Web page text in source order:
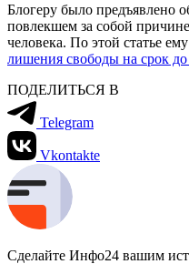
Блогеру было предъявлено
повлекшем за собой
человека. По этой статье ему
лишения свободы на срок до
ПОДЕЛИТЬСЯ В
Telegram
Vkontakte
Сделайте Инфо24 вашим